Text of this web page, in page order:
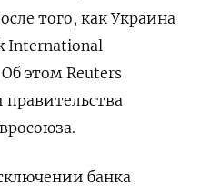
того, как Украина
International
этом Reuters
правительства
банка